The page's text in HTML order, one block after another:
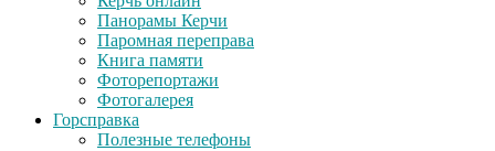
Панорамы Керчи
Паромная переправа
Книга памяти
Фоторепортажи
Фотогалерея
Горсправка
Полезные телефоны